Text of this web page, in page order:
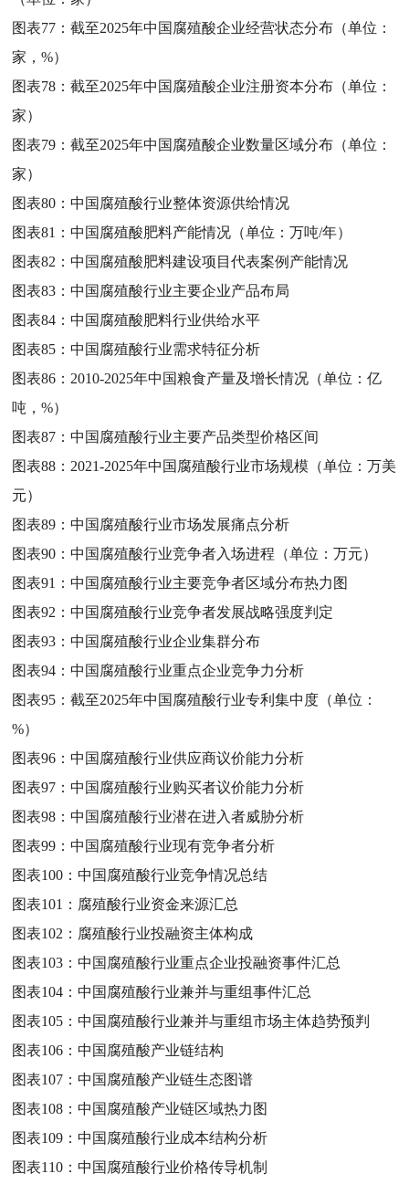
图表77：截至2025年中国腐殖酸企业经营状态分布（单位：
家，%）
图表78：截至2025年中国腐殖酸企业注册资本分布（单位：
家）
图表79：截至2025年中国腐殖酸企业数量区域分布（单位：
家）
图表80：中国腐殖酸行业整体资源供给情况
图表81：中国腐殖酸肥料产能情况（单位：万吨/年）
图表82：中国腐殖酸肥料建设项目代表案例产能情况
图表83：中国腐殖酸行业主要企业产品布局
图表84：中国腐殖酸肥料行业供给水平
图表85：中国腐殖酸行业需求特征分析
图表86： 2010-2025年中国粮食产量及增长情况（单位：亿
吨，%）
图表87：中国腐殖酸行业主要产品类型价格区间
图表88： 2021-2025年中国腐殖酸行业市场规模（单位：万美
元）
图表89：中国腐殖酸行业市场发展痛点分析
图表90：中国腐殖酸行业竞争者入场进程（单位：万元）
图表91：中国腐殖酸行业主要竞争者区域分布热力图
图表92：中国腐殖酸行业竞争者发展战略强度判定
图表93：中国腐殖酸行业企业集群分布
图表94：中国腐殖酸行业重点企业竞争力分析
图表95：截至2025年中国腐殖酸行业专利集中度（单位：
%）
图表96：中国腐殖酸行业供应商议价能力分析
图表97：中国腐殖酸行业购买者议价能力分析
图表98：中国腐殖酸行业潜在进入者威胁分析
图表99：中国腐殖酸行业现有竞争者分析
图表100：中国腐殖酸行业竞争情况总结
图表101： 腐殖酸行业资金来源汇总
图表102： 腐殖酸行业投融资主体构成
图表103：中国腐殖酸行业重点企业投融资事件汇总
图表104：中国腐殖酸行业兼并与重组事件汇总
图表105：中国腐殖酸行业兼并与重组市场主体趋势预判
图表106：中国腐殖酸产业链结构
图表107：中国腐殖酸产业链生态图谱
图表108：中国腐殖酸产业链区域热力图
图表109：中国腐殖酸行业成本结构分析
图表110：中国腐殖酸行业价格传导机制